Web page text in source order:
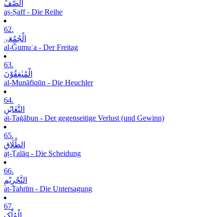
الصَّفِّ
aṣ-Ṣaff - Die Reihe
62.
الْجُمُعَۃِ
al-Ǧumuʿa - Der Freitag
63.
الْمُنٰفِقُوْنَ
al-Munāfiqūn - Die Heuchler
64.
التَّغَابُنِ
at-Taġābun - Der gegenseitige Verlust (und Gewinn)
65.
الطَّلَاقِ
aṭ-Ṭalāq - Die Scheidung
66.
التَّحْرِیْمِ
at-Taḥrīm - Die Untersagung
67.